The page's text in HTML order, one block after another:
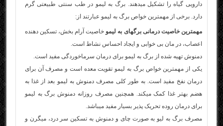
دارویی گیاه را تشکیل میدهند. برگ به لیمو در طب سنتی طبیعتی گرم
دارد. برخی از مهمترین خواص برگ به لیمو عبارتند از:
مهمترین خاصیت درمانی برگهای به لیمو خاصیت آرام بخش، تسکین دهنده
اعصاب، در مان بی خوابی و ایجاد احساس نشاط است.
دمنوش تهیه شده از برگ به لیمو برای درمان سرماخوردگی مفید است.
یکی از مهمترین خواص برگ به لیمو تقویت معده است و مصرف آن برای
درمان نفخ مفید است. به طور کلی مصرف دمنوش به لیمو بعد از غذا به
هضم بهتر غذا کمک میکند. همچنین مصرف روزانه دمنوش برگ به لیمو
برای درمان روده تحریک پذیر بسیار مفید میباشد.
مصرف برگ به لیو به صورت چای و دمنوش به تسکین سر درد، میگرن و